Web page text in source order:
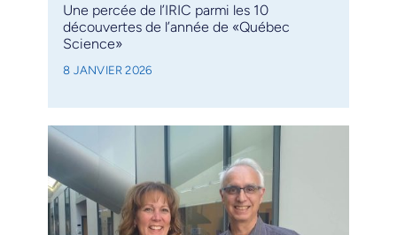
Une percée de l’IRIC parmi les 10
découvertes de l’année de «Québec
Science»
8 JANVIER 2026